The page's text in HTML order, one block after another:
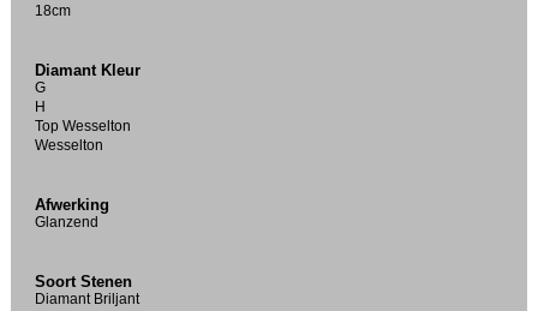
18cm
Diamant Kleur
G
H
Top Wesselton
Wesselton
Afwerking
Glanzend
Soort Stenen
Diamant Briljant